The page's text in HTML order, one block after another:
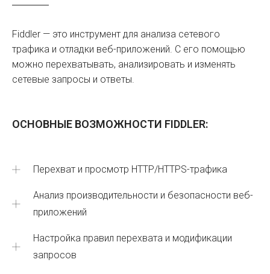
Fiddler — это инструмент для анализа сетевого
трафика и отладки веб-приложений. С его помощью
можно перехватывать, анализировать и изменять
сетевые запросы и ответы.
ОСНОВНЫЕ ВОЗМОЖНОСТИ FIDDLER:
Перехват и просмотр HTTP/HTTPS-трафика
Анализ производительности и безопасности веб-
приложений
Настройка правил перехвата и модификации
запросов